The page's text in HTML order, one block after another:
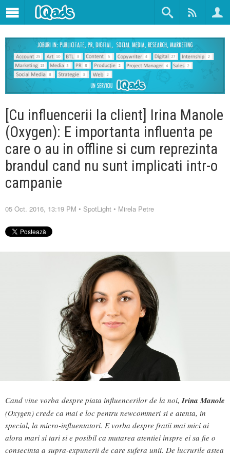
[Cu influencerii la client] Irina Manole
(Oxygen): E importanta influenta pe
care o au in offline si cum reprezinta
brandul cand nu sunt implicati intr-o
campanie
05 Oct. 2016, 13:19 PM • SpotLight • Mirela Petre
Cand vine vorba despre piata influencerilor de la noi,Irina Manole
(Oxygen) crede ca mai e loc pentru newcommeri si e atenta, in
special, la micro-influentatori. E vorba despre fratii mai mici ai
alora mari si tari si e posibil ca mutarea atentiei inspre ei sa fie o
consecinta a supra-expunerii de care sufera unii. De lucrurile astea